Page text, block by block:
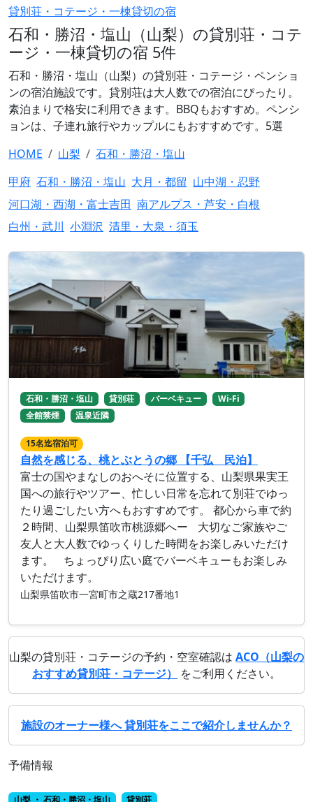
貸別荘・コテージ・一棟貸切の宿
石和・勝沼・塩山（山梨）の貸別荘・コテ
ージ・一棟貸切の宿 5件
石和・勝沼・塩山（山梨）の貸別荘・コテージ・ペンショ
ンの宿泊施設です。貸別荘は大人数での宿泊にぴったり。
素泊まりで格安に利用できます。BBQもおすすめ。ペンシ
ョンは、子連れ旅行やカップルにもおすすめです。5選
HOME
山梨
石和・勝沼・塩山
甲府 石和・勝沼・塩山 大月・都留 山中湖・忍野
河口湖・西湖・富士吉田 南アルプス・芦安・白根
白州・武川 小淵沢 清里・大泉・須玉
石和・勝沼・塩山 貸別荘 バーベキュー
Wi-Fi
全館禁煙
温泉近隣
15名迄宿泊可
自然を感じる、桃とぶとうの郷 【千弘 民泊】
富士の国やまなしのおへそに位置する、山梨県果実王
国への旅行やツアー、忙しい日常を忘れて別荘でゆっ
たり過ごしたい方へもおすすめです。 都心から車で約
２時間、山梨県笛吹市桃源郷へー 大切なご家族やご
友人と大人数でゆっくりした時間をお楽しみいただけ
ます。 ちょっぴり広い庭でバーベキューもお楽しみ
いただけます。
山梨県笛吹市一宮町市之蔵217番地1
山梨の貸別荘・コテージの予約・空室確認は ACO（山梨の
おすすめ貸別荘・コテージ）
をご利用ください。
施設のオーナー様へ 貸別荘をここで紹介しませんか？
予備情報
山梨 ・ 石和・勝沼・塩山 貸別荘